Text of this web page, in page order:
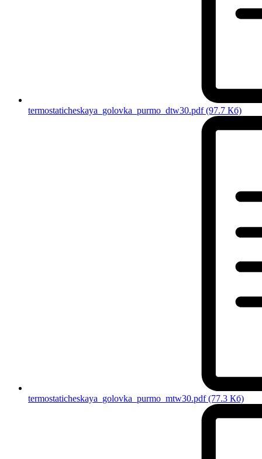
termostaticheskaya_golovka_purmo_dtw30.pdf(97.7 Кб)
termostaticheskaya_golovka_purmo_mtw30.pdf(77.3 Кб)